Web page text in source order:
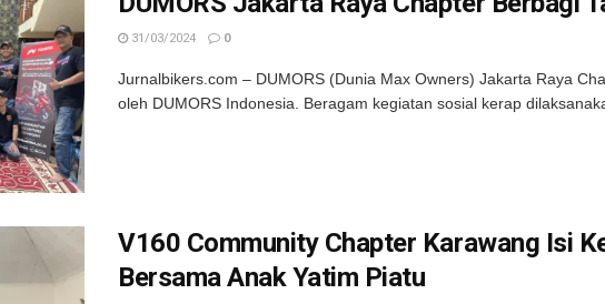
31/03/2024 0
Jurnalbikers.com – DUMORS (Dunia Max Owners) Jakarta Raya
oleh DUMORS Indonesia. Beragam kegiatan sosial kerap
V160 Community Chapter Karawang Isi
Bersama Anak Yatim Piatu